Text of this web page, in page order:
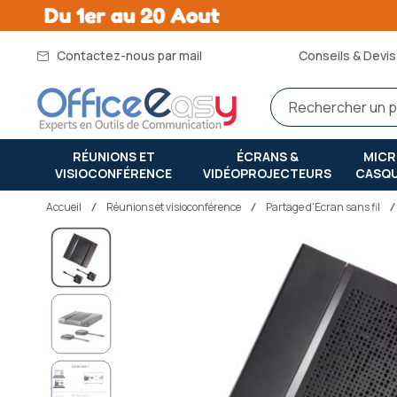
Contactez-nous par mail Conseils &
RÉUNIONS ET
VISIOCONFÉRENCE
ÉCRANS &
VIDÉOPROJECTEURS
Accueil réunions et visioconférence Partage d'Ecran sans fil
Passer
fin
de
galerie
d’images